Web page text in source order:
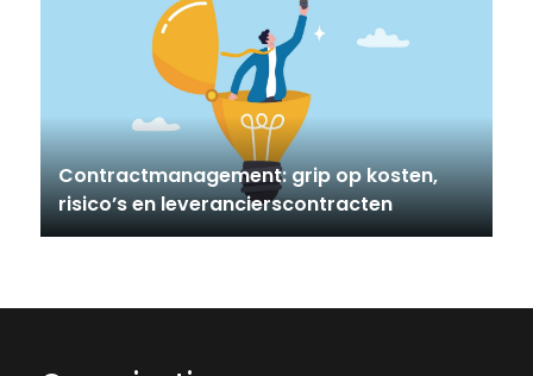
Contractmanagement: grip op kosten,
risico’s en leverancierscontracten